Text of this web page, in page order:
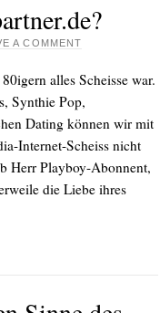
A COMMENT
alles Scheisse war.
Synthie Pop,
Dating können wir mit
Internet-Scheiss nicht
Herr Playboy-Abonnent,
die Liebe ihres